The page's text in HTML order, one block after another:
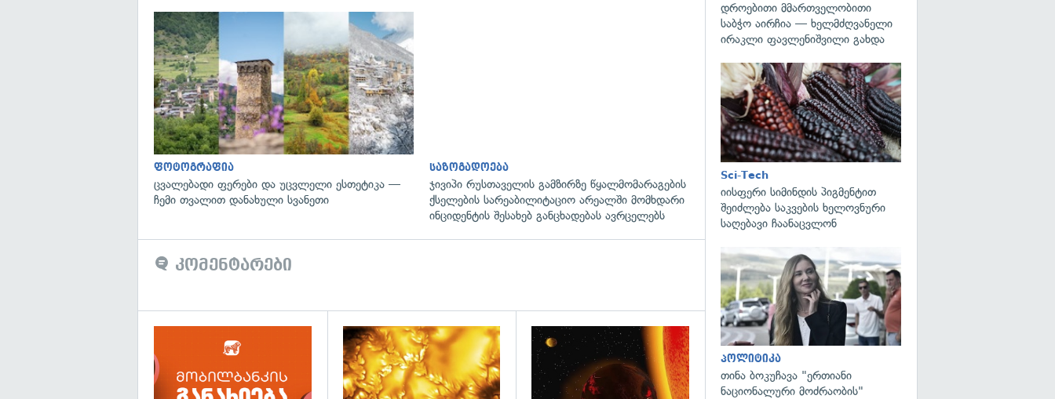
ფოტოგრაფია
ცვალებადი ფერები და უცვლელი ესთეტიკა —
ჩემი თვალით დანახული სვანეთი
საზოგადოება
ჯივიპი რუსთაველის გამზირზე წყალმომარაგების
ქსელების სარეაბილიტაციო არეალში მომხდარი
ინციდენტის შესახებ განცხადებას ავრცელებს
კომენტარები
გადახედვა გადახედვა
დროებითი მმართველობითი
საბჭო აირჩია — ხელმძღვანელი
ირაკლი ფავლენიშვილი გახდა
Sci-Tech
იისფერი სიმინდის პიგმენტით
შეიძლება საკვების ხელოვნური
საღებავი ჩაანაცვლონ
პოლიტიკა
თინა ბოკუჩავა "ერთიანი
ნაციონალური მოძრაობის"